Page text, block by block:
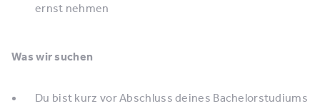
ernst nehmen
Was wir suchen
Du bist kurz vor Abschluss deines Bachelorstudiums